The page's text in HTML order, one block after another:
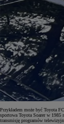
Przykładem może być Toyota
sportowa Toyota Soarer w 1985
transmisję programów